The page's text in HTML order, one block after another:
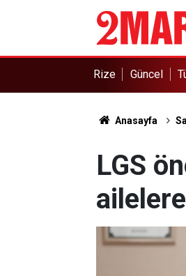
Rize Güncel
Anasayfa
LGS